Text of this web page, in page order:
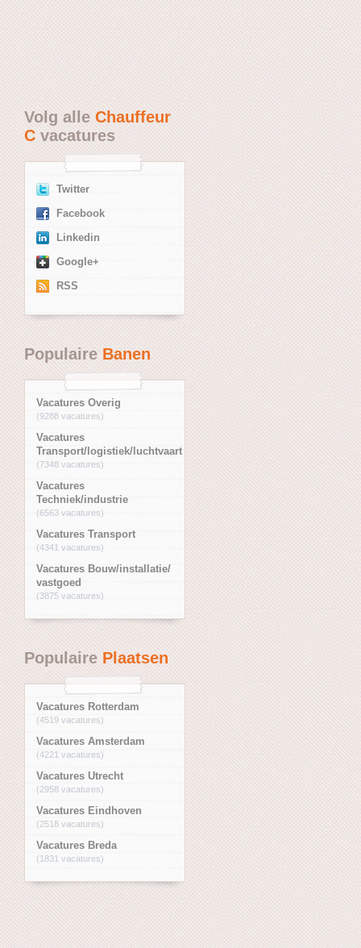
Volg alleChauffeur
Cvacatures
Twitter
Facebook
Linkedin
Google+
RSS
PopulaireBanen
Vacatures Overig
(9288 vacatures)
Vacatures
Transport/logistiek/luchtvaart
(7348 vacatures)
Vacatures
Techniek/industrie
(6563 vacatures)
Vacatures Transport
(4341 vacatures)
Vacatures Bouw/installatie/
vastgoed
(3875 vacatures)
PopulairePlaatsen
Vacatures Rotterdam
(4519 vacatures)
Vacatures Amsterdam
(4221 vacatures)
Vacatures Utrecht
(2958 vacatures)
Vacatures Eindhoven
(2518 vacatures)
Vacatures Breda
(1831 vacatures)